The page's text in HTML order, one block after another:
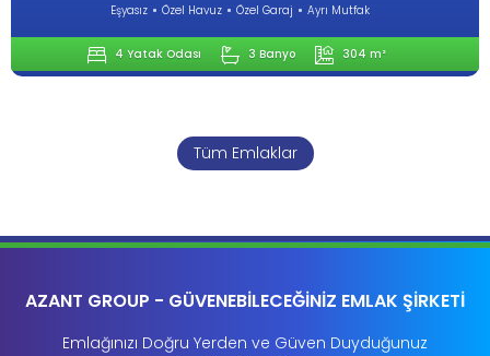
Özel Havuz Özel Garaj Ayrı Mutfak
4 Yatak Odası 3 Banyo 304 m²
Tüm Emlaklar
AZANT GROUP - GÜVENEBİLECEĞİNİZ EMLAK ŞİRKETİ
Emlağınızı Doğru Yerden ve Güven Duyduğunuz